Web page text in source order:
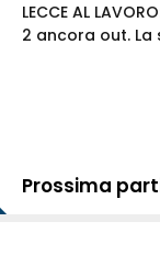
LECCE AL
2 ancora out. La
Prossima